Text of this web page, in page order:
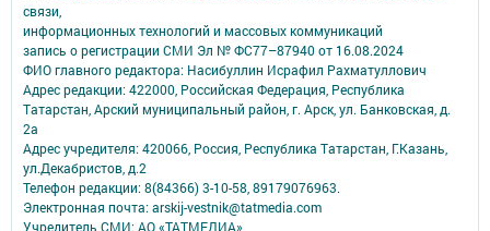
связи,
информационных технологий и массовых коммуникаций
запись о регистрации СМИ Эл № ФС77–87940 от 16.08.2024
ФИО главного редактора: Насибуллин Исрафил Рахматуллович
Адрес редакции: 422000, Российская Федерация, Республика
Татарстан, Арский муниципальный район, г. Арск, ул. Банковская, д.
2а
Адрес учредителя: 420066, Россия, Республика Татарстан, Г.Казань,
ул.Декабристов, д.2
Телефон редакции: 8(84366) 3-10-58, 89179076963.
Электронная почта: arskij-vestnik@tatmedia.com
Учредитель СМИ: АО «ТАТМЕДИА»